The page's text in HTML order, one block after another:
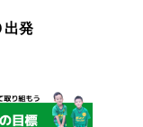
出発